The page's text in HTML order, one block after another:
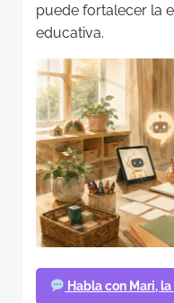
puede fortalecer la
educativa.
Habla con Mari,